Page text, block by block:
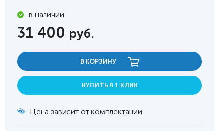
в наличии
31 400 руб.
В КОРЗИНУ
КУПИТЬ В 1 КЛИК
Цена зависит от комплектации